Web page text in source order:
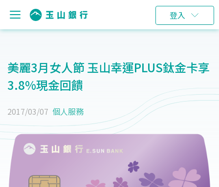
登入
美麗3月女人節 玉山幸運PLUS鈦金卡享
3.8%現金回饋
2017/03/07 個人服務